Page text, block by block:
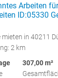
Arbeiten
ID:05330
mieten in 40211
2 km
307,00 m²